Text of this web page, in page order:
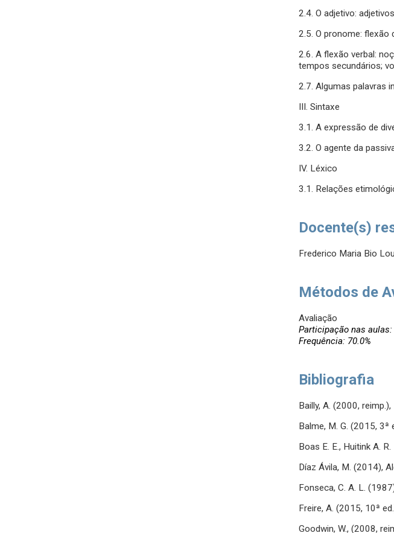
2.4. O adjetivo:
2.5. O pronome:
2.6. A flexão verbal:
tempos secundários;
2.7. Algumas palavras
III. Sintaxe
3.1. A expressão de
3.2. O agente da
IV. Léxico
3.1. Relações
Docente(s)
Frederico Maria Bio
Métodos de
Avaliação
Participação nas aulas:
Frequência: 70.0%
Bibliografia
Bailly, A. (2000,
Balme, M. G. (2015, 3ª
Boas E. E., Huitink A.
Díaz Ávila, M. (2014),
Fonseca, C. A. L.
Freire, A. (2015, 10ª
Goodwin, W., (2008,